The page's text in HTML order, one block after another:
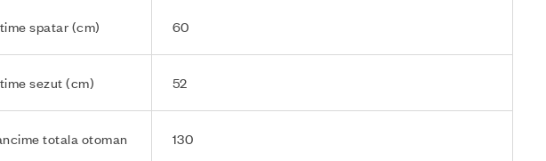
spatar (cm) 60
sezut (cm) 52
totala otoman
130